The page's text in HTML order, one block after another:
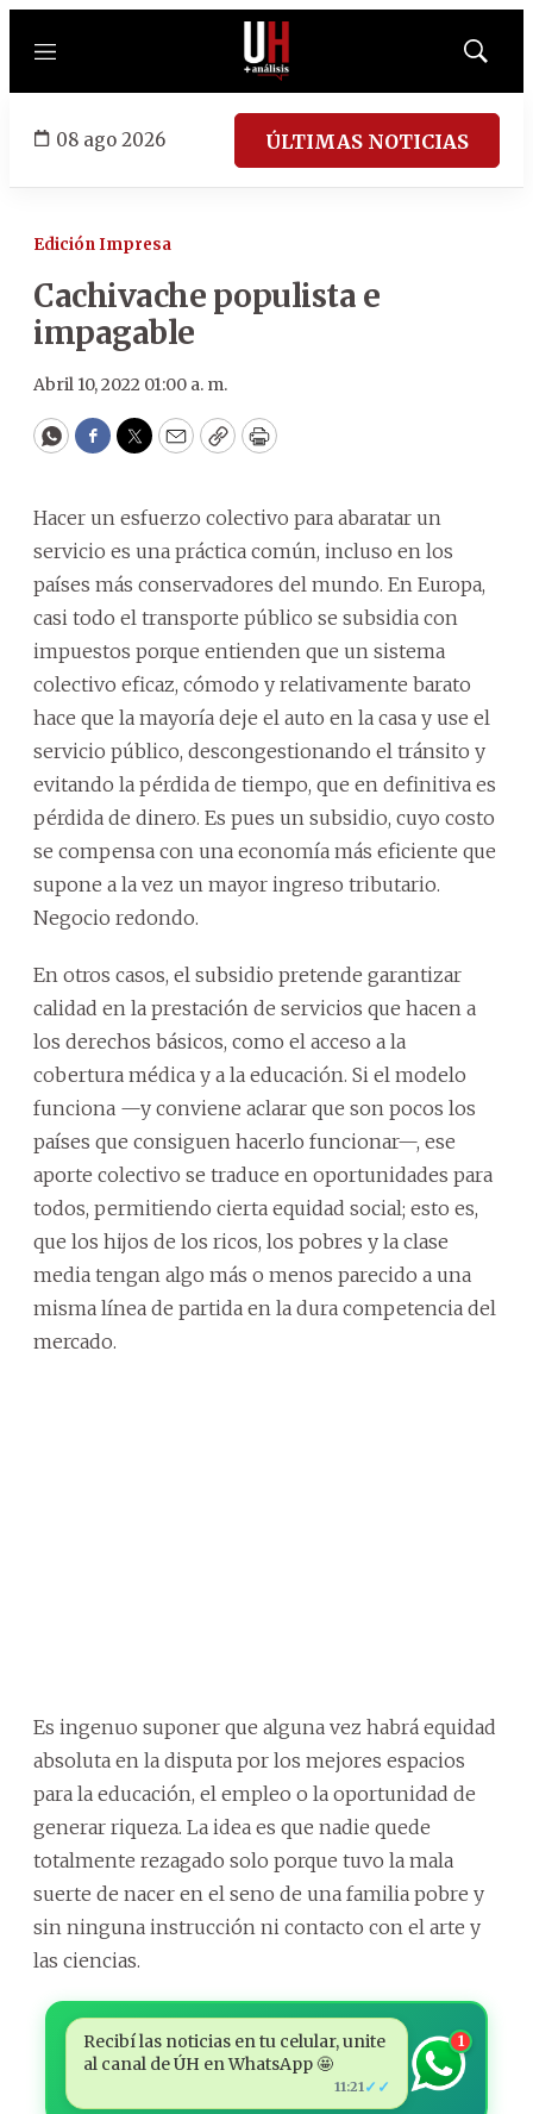
Menú
Mostrar
08 ago 2026 ÚLTIMAS NOTICIAS
Edición Impresa
Cachivache populista e
impagable
Abril 10, 2022 01:00 a. m.
WhatsApp
Facebook
Twitter
EmailCopyPrint
Hacer un esfuerzo colectivo para abaratar un
servicio es una práctica común, incluso en los
países más conservadores del mundo. En Europa,
casi todo el transporte público se subsidia con
impuestos porque entienden que un sistema
colectivo eficaz, cómodo y relativamente barato
hace que la mayoría deje el auto en la casa y use el
servicio público, descongestionando el tránsito y
evitando la pérdida de tiempo, que en definitiva es
pérdida de dinero. Es pues un subsidio, cuyo costo
se compensa con una economía más eficiente que
supone a la vez un mayor ingreso tributario.
Negocio redondo.
En otros casos, el subsidio pretende garantizar
calidad en la prestación de servicios que hacen a
los derechos básicos, como el acceso a la
cobertura médica y a la educación. Si el modelo
funciona —y conviene aclarar que son pocos los
países que consiguen hacerlo funcionar—, ese
aporte colectivo se traduce en oportunidades para
todos, permitiendo cierta equidad social; esto es,
que los hijos de los ricos, los pobres y la clase
media tengan algo más o menos parecido a una
misma línea de partida en la dura competencia del
mercado.
Es ingenuo suponer que alguna vez habrá equidad
absoluta en la disputa por los mejores espacios
para la educación, el empleo o la oportunidad de
generar riqueza. La idea es que nadie quede
totalmente rezagado solo porque tuvo la mala
suerte de nacer en el seno de una familia pobre y
sin ninguna instrucción ni contacto con el arte y
las ciencias.
Recibí las noticias en tu celular, unite
al canal de ÚH en WhatsApp 🤩
11:21✓✓
1